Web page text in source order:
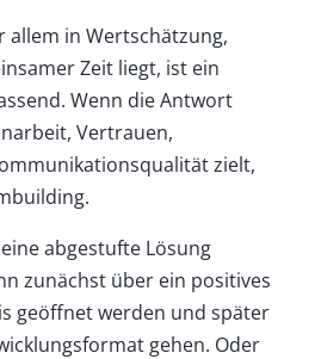
allem in Wertschätzung,
Zeit liegt, ist ein
Wenn die Antwort
Vertrauen,
zielt,
abgestufte Lösung
zunächst über ein positives
geöffnet werden und später
gehen. Oder